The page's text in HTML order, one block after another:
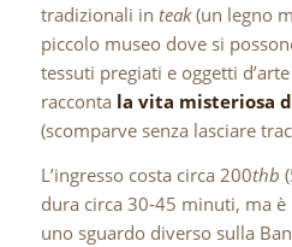
tradizionali in teak(un legno
piccolo museo dove si
tessuti pregiati e oggetti
racconta la vita misteriosa
(scomparve senza lasciare
L’ingresso costa circa 200thb
dura circa 30-45 minuti, ma
uno sguardo diverso sulla